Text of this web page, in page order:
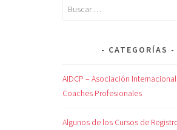
CATEGORÍAS
AIDCP – Asociación
Coaches Profesionales
Algunos de los Cursos de